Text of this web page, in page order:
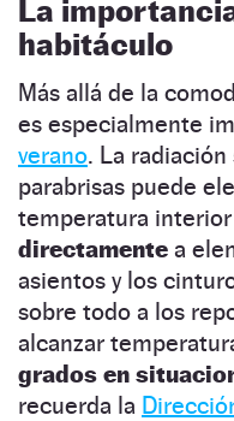
La
habitáculo
Más allá de la
es especialmente
verano. La
parabrisas puede
temperatura
directamente a
asientos y los
sobre todo a los
alcanzar
grados en
recuerda la